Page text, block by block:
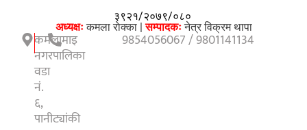
३९२१/२०७९/०८०
अध्यक्षःकमला राेक्का |सम्पादकःनेत्र विक्रम थापा
कमलामाइ
नगरपालिका
वडा
नं.
६,
पानीट्यांकी
9854056067 / 9801141134